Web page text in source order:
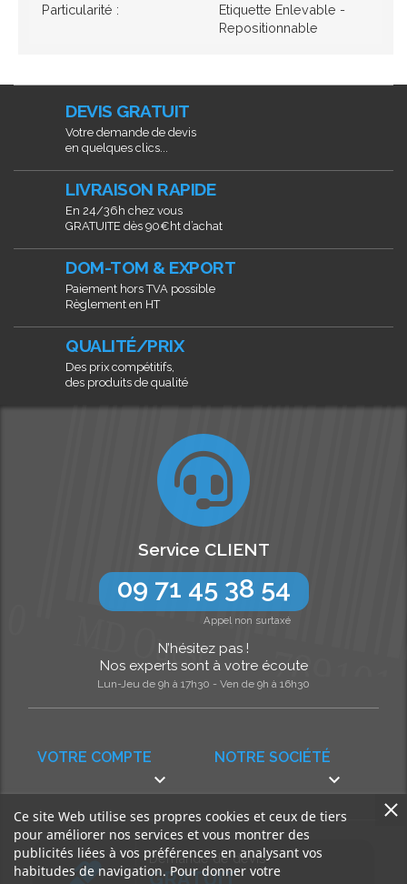
Particularité :
Etiquette Enlevable -
Repositionnable
DEVIS GRATUIT
Votre demande de devis
en quelques clics...
LIVRAISON RAPIDE
En 24/36h chez vous
GRATUITE dès 90€ht d’achat
DOM-TOM & EXPORT
Paiement hors TVA possible
Règlement en HT
QUALITÉ/PRIX
Des prix compétitifs,
des produits de qualité
NOTRE SOCIÉTÉ

VOTRE COMPTE

Service CLIENT
09 71 45 38 54
Appel non surtaxé
N’hésitez pas !
Nos experts sont à votre écoute
Lun-Jeu de 9h à 17h30 - Ven de 9h à 16h30
Demande de devis
GRATUIT
Ce site Web utilise ses propres cookies et ceux de tiers
pour améliorer nos services et vous montrer des
publicités liées à vos préférences en analysant vos
habitudes de navigation. Pour donner votre